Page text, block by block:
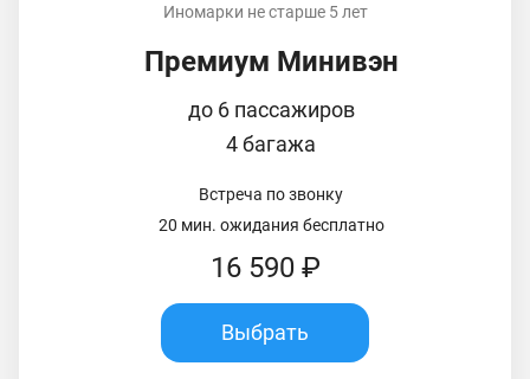
Иномарки не старше 5 лет
Премиум Минивэн
до 6 пассажиров
4 багажа
Встреча по звонку
20 мин. ожидания бесплатно
16 590 ₽
Выбрать